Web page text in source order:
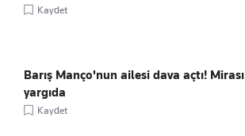
Kaydet
Barış Manço'nun ailesi dava açtı! Mirası
yargıda
Kaydet